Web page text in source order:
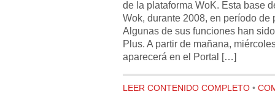
de la plataforma WoK. Esta base
Wok, durante 2008, en período de
Algunas de sus funciones han
Plus. A partir de mañana,
aparecerá en el Portal […]
LEER CONTENIDO COMPLETO •